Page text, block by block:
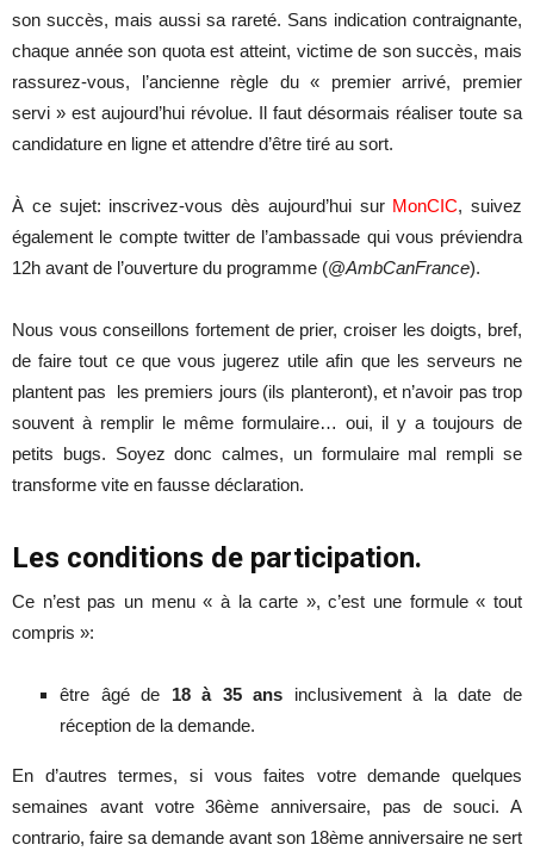
son succès, mais aussi sa rareté. Sans indication contraignante,
chaque année son quota est atteint, victime de son succès, mais
rassurez-vous, l’ancienne règle du « premier arrivé, premier
servi » est aujourd’hui révolue. Il faut désormais réaliser toute sa
candidature en ligne et attendre d’être tiré au sort.
À ce sujet: inscrivez-vous dès aujourd’hui sur MonCIC, suivez
également le compte twitter de l’ambassade qui vous préviendra
12h avant de l’ouverture du programme (@AmbCanFrance).
Nous vous conseillons fortement de prier, croiser les doigts, bref,
de faire tout ce que vous jugerez utile afin que les serveurs ne
plantent pas les premiers jours (ils planteront), et n’avoir pas trop
souvent à remplir le même formulaire… oui, il y a toujours de
petits bugs. Soyez donc calmes, un formulaire mal rempli se
transforme vite en fausse déclaration.
Les conditions de participation.
Ce n’est pas un menu « à la carte », c’est une formule « tout
compris »:
être âgé de 18 à 35 ans inclusivement à la date de
réception de la demande.
En d’autres termes, si vous faites votre demande quelques
semaines avant votre 36ème anniversaire, pas de souci. A
contrario, faire sa demande avant son 18ème anniversaire ne sert